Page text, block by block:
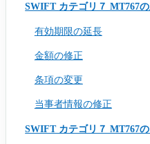
SWIFT カテゴリ７ MT767
有効期限の延長
金額の修正
条項の変更
当事者情報の修正
SWIFT カテゴリ７ MT767